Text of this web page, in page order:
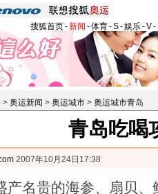
搜狐首页-新闻 -体育-S-娱乐-V-
> 奥运新闻 > 奥运城市 > 奥运城市青岛
青岛吃喝
2007年10月24日17:38
名贵的海参、扇贝、